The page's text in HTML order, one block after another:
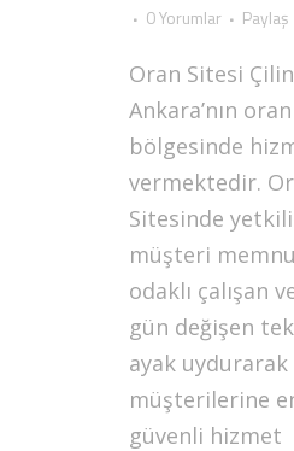
0 Yorumlar
Paylaş
Oran Sitesi
Ankara’nın oran
bölgesinde
vermektedir.
Sitesinde
müşteri
odaklı çalışan
gün değişen
ayak uydurarak
müşterilerine
güvenli hizmet